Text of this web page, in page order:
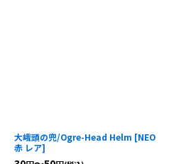
大峨頭の兜/Ogre-Head Helm [NEO
赤 レア]